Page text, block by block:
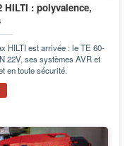
HILTI : polyvalence,
HILTI est arrivée : le TE 60-
22V, ses systèmes AVR et
en toute sécurité.